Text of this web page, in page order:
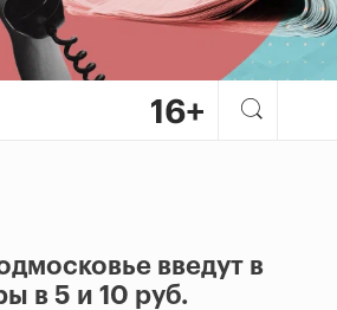
введут в
в 5 и 10 руб.